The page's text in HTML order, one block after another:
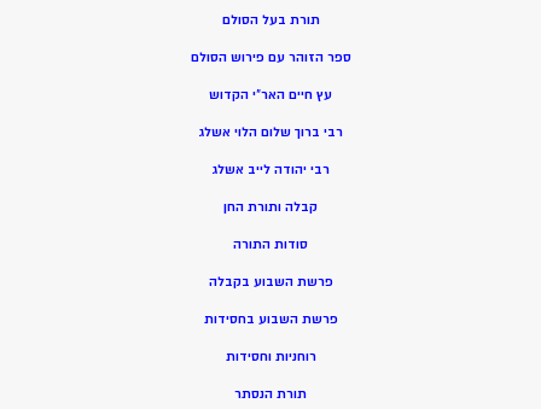
תורת בעל הסולם
ספר הזוהר עם פירוש הסולם
עץ חיים האר”י הקדוש
רבי ברוך שלום הלוי אשלג
רבי יהודה לייב אשלג
קבלה ותורת החן
סודות התורה
פרשת השבוע בקבלה
פרשת השבוע בחסידות
רוחניות וחסידות
תורת הנסתר